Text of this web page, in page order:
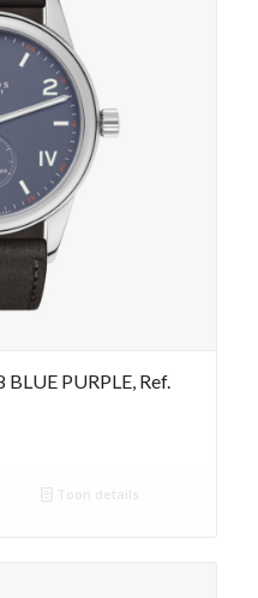
PURPLE, Ref.
Toon details